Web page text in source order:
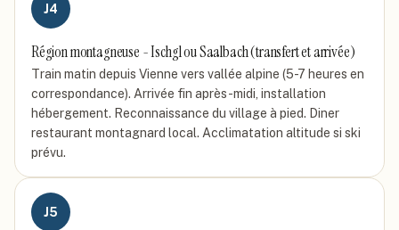
J4
Région montagneuse - Ischgl ou Saalbach (transfert et arrivée)
Train matin depuis Vienne vers vallée alpine (5-7 heures en
correspondance). Arrivée fin après-midi, installation
hébergement. Reconnaissance du village à pied. Diner
restaurant montagnard local. Acclimatation altitude si ski
prévu.
J5